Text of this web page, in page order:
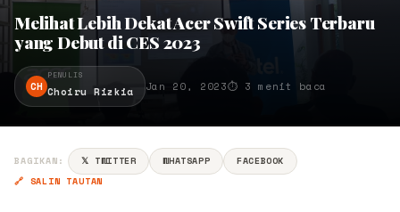
Melihat Lebih Dekat Acer Swift Series Terbaru
yang Debut di CES 2023
CH
PENULIS
Choiru Rizkia Jan 20, 2023⏱ 3 menit baca
BAGIKAN: 𝕏 TWITTER WHATSAPP
FACEBOOK
🔗 SALIN TAUTAN